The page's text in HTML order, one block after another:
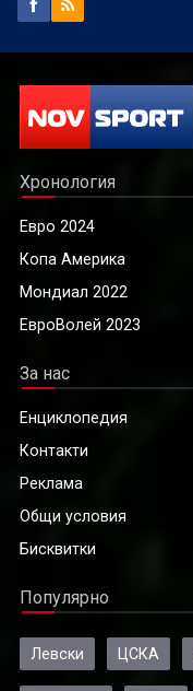
Хронология
Евро 2024
Копа Америка
Мондиал 2022
ЕвроВолей 2023
За нас
Енциклопедия
Контакти
Реклама
Общи условия
Бисквитки
Популярно
Левски ЦСКА